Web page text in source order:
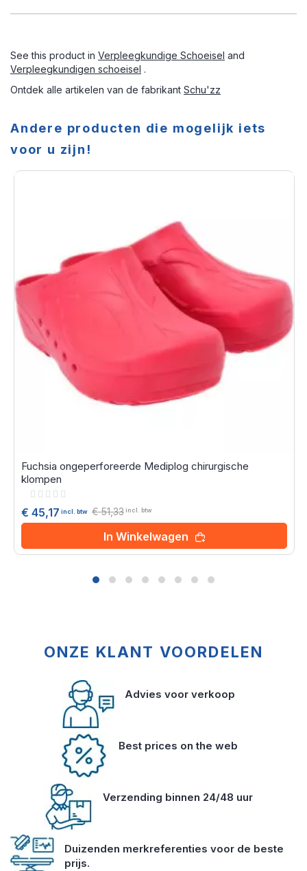
See this product in Verpleegkundige Schoeisel and
Verpleegkundigen schoeisel .
Ontdek alle artikelen van de fabrikant Schu'zz
Andere producten die mogelijk iets
voor u zijn!
Fuchsia ongeperforeerde Mediplog chirurgische
klompen
Rating:
€ 45,17 incl. btw € 51,33incl. btw
In Winkelwagen
ONZE KLANT VOORDELEN
Advies voor verkoop
Best prices on the web
Verzending binnen 24/48 uur
Duizenden merkreferenties voor de beste
prijs.